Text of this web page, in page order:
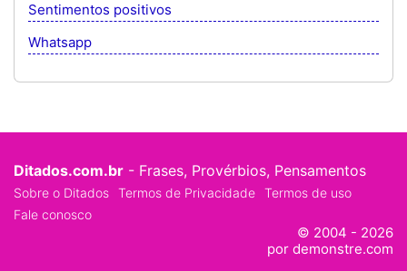
Sentimentos positivos
Whatsapp
Ditados.com.br - Frases, Provérbios, Pensamentos
Sobre o Ditados Termos de Privacidade Termos de uso
Fale conosco
© 2004 - 2026
por demonstre.com